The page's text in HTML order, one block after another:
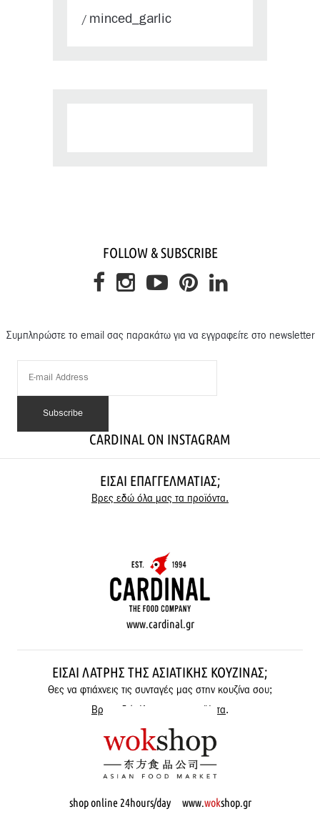
/ minced_garlic
FOLLOW & SUBSCRIBE
Συμπληρώστε το email σας παρακάτω για να εγγραφείτε στο newsletter
CARDINAL ON INSTAGRAM
ΕΊΣΑΙ ΕΠΑΓΓΕΛΜΑΤΊΑΣ;
Βρες εδώ όλα μας τα προϊόντα.
www.cardinal.gr
ΕΊΣΑΙ ΛΆΤΡΗΣ ΤΗΣ ΑΣΙΑΤΙΚΉΣ ΚΟΥΖΊΝΑΣ;
Θες να φτιάχνεις τις συνταγές μας στην κουζίνα σου;
Βρες εδώ όλα μας τα προϊόντα.
shop online 24hours/day www.wokshop.gr